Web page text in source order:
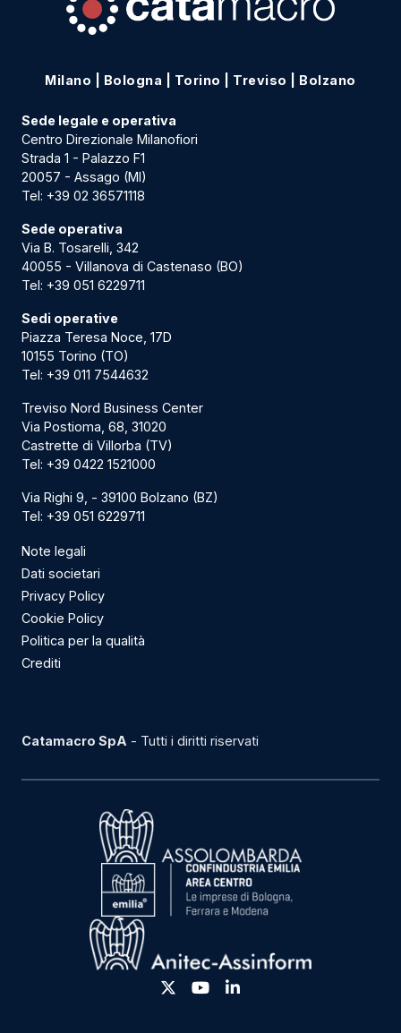
Milano Bologna Torino Treviso Bolzano
Sede legale e operativa
Centro Direzionale Milanofiori
Strada 1 - Palazzo F1
20057 - Assago (MI)
Tel: +39 02 36571118
Sede operativa
Via B. Tosarelli, 342
40055 - Villanova di Castenaso (BO)
Tel: +39 051 6229711
Sedi operative
Piazza Teresa Noce, 17D
10155 Torino (TO)
Tel: +39 011 7544632
Treviso Nord Business Center
Via Postioma, 68, 31020
Castrette di Villorba (TV)
Tel: +39 0422 1521000
Via Righi 9, - 39100 Bolzano (BZ)
Tel: +39 051 6229711
Note legali
Dati societari
Privacy Policy
Cookie Policy
Politica per la qualità
Crediti
Catamacro SpA - Tutti i diritti riservati